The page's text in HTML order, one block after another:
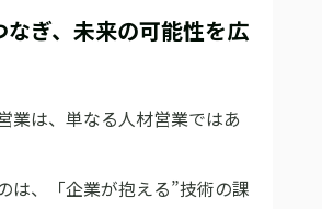
ぎ、未来の可能性を広
業は、単なる人材営業ではあ
は、「企業が抱える”技術の課